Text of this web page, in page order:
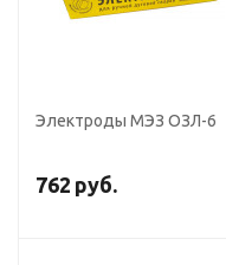
Электроды МЭЗ ОЗЛ-6
762 руб.